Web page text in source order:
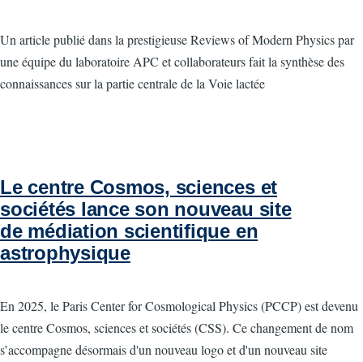
Un article publié dans la prestigieuse Reviews of Modern Physics par
une équipe du laboratoire APC et collaborateurs fait la synthèse des
connaissances sur la partie centrale de la Voie lactée
Le centre Cosmos, sciences et
sociétés lance son nouveau site
de médiation scientifique en
astrophysique
En 2025, le Paris Center for Cosmological Physics (PCCP) est devenu
le centre Cosmos, sciences et sociétés (CSS). Ce changement de nom
s’accompagne désormais d'un nouveau logo et d'un nouveau site